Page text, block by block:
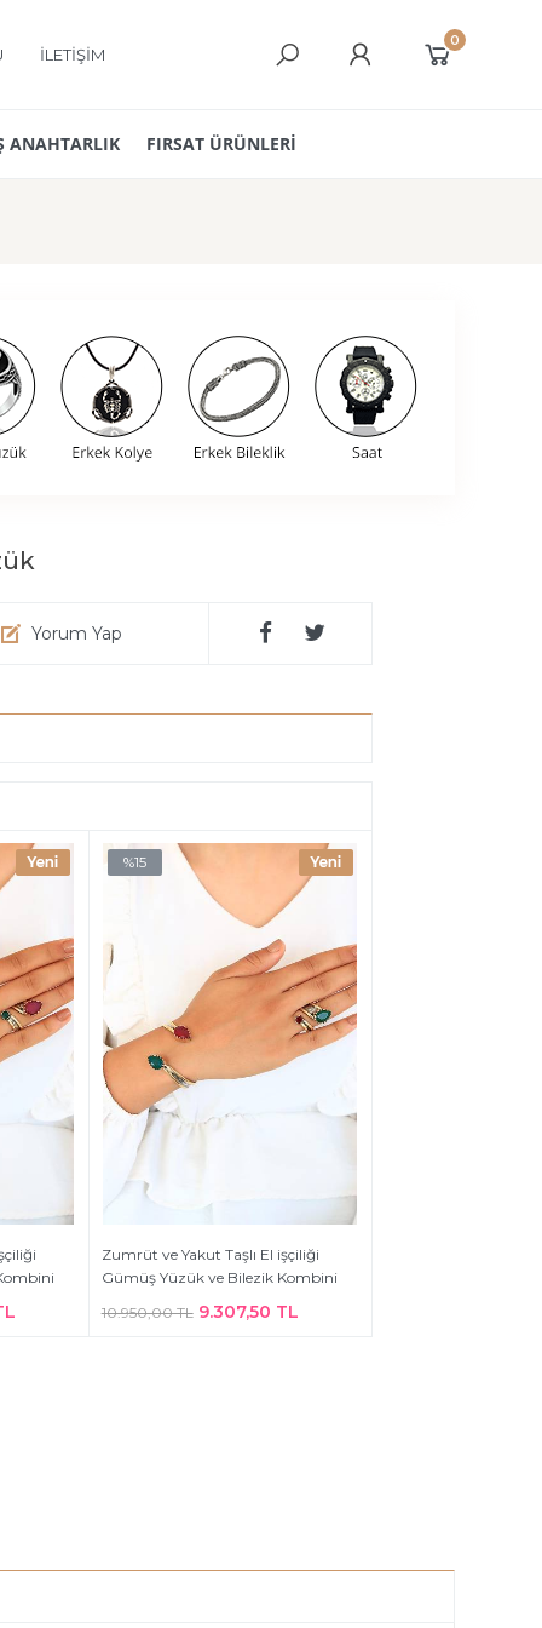
İLETİŞİM
0
ANAHTARLIK FIRSAT ÜRÜNLERİ
Yorum Yap
%15
Zumrüt ve Yakut Taşlı El işçiliği
Gümüş Yüzük ve Bilezik Kombini
10.950,00 TL 9.307,50 TL